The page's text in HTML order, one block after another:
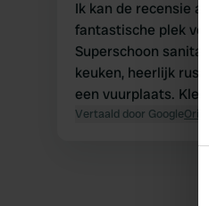
Ik kan de recensie
fantastische plek
Superschoon
keuken, heerlijk
een vuurplaats.
Vertaald door Google